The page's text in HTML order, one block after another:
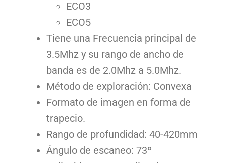
ECO3
ECO5
Tiene una Frecuencia principal de
3.5Mhz y su rango de ancho de
banda es de 2.0Mhz a 5.0Mhz.
Método de exploración: Convexa
Formato de imagen en forma de
trapecio.
Rango de profundidad: 40-420mm
Ángulo de escaneo: 73º